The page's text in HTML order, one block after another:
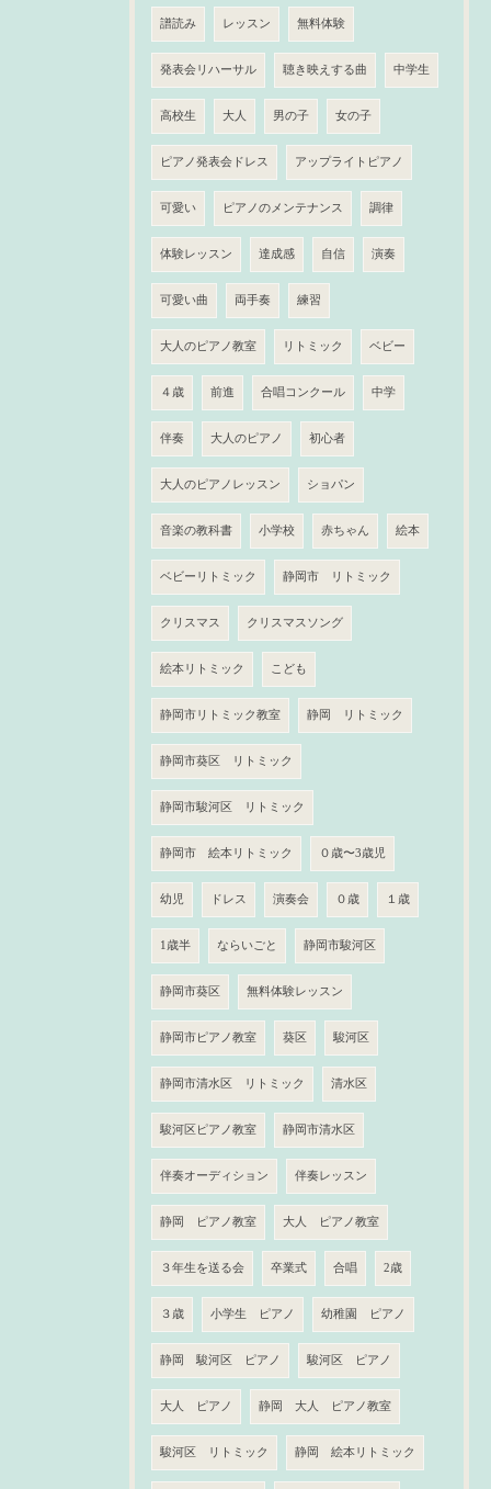
譜読み レッスン 無料体験
発表会リハーサル 聴き映えする曲 中学生
高校生 大人 男の子 女の子
ピアノ発表会ドレス アップライトピアノ
可愛い ピアノのメンテナンス 調律
体験レッスン 達成感 自信 演奏
可愛い曲 両手奏 練習
大人のピアノ教室 リトミック ベビー
４歳 前進 合唱コンクール 中学
伴奏 大人のピアノ 初心者
大人のピアノレッスン ショパン
音楽の教科書 小学校 赤ちゃん 絵本
ベビーリトミック 静岡市 リトミック
クリスマス クリスマスソング
絵本リトミック こども
静岡市リトミック教室 静岡 リトミック
静岡市葵区 リトミック
静岡市駿河区 リトミック
静岡市 絵本リトミック ０歳〜3歳児
幼児 ドレス 演奏会 ０歳 １歳
1歳半 ならいごと 静岡市駿河区
静岡市葵区 無料体験レッスン
静岡市ピアノ教室 葵区 駿河区
静岡市清水区 リトミック 清水区
駿河区ピアノ教室 静岡市清水区
伴奏オーディション 伴奏レッスン
静岡 ピアノ教室 大人 ピアノ教室
３年生を送る会 卒業式 合唱 2歳
３歳 小学生 ピアノ 幼稚園 ピアノ
静岡 駿河区 ピアノ 駿河区 ピアノ
大人 ピアノ 静岡 大人 ピアノ教室
駿河区 リトミック 静岡 絵本リトミック